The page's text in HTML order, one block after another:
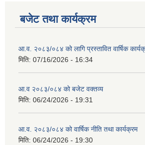
बजेट तथा कार्यक्रम
आ.व. २०८३/०८४ को लागि प्रस्तावित वार्षिक
मिति: 07/16/2026 - 16:34
आ.व २०८३/०८४ को बजेट वक्तव्य
मिति: 06/24/2026 - 19:31
आ.व. २०८३/०८४ को वार्षिक नीति तथा कार्यक्रम
मिति: 06/24/2026 - 19:30